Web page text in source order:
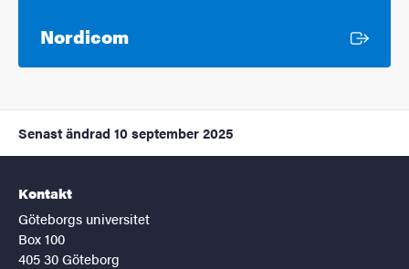
NordicomExtern länk
Senast ändrad 10 september 2025
Kontakt
Göteborgs universitet
Box 100
405 30 Göteborg